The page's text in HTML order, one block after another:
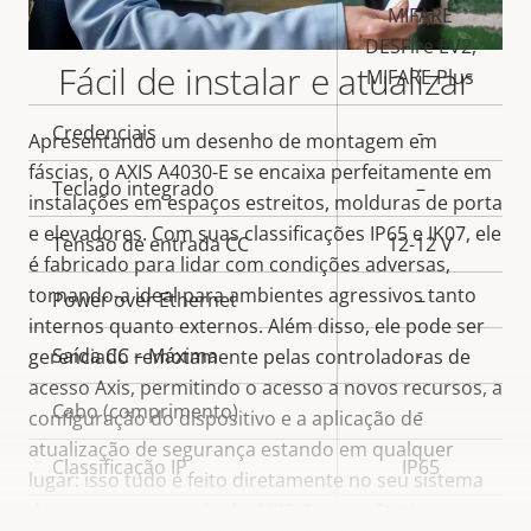
Fácil de instalar e atualizar
Apresentando um desenho de montagem em
fáscias, o AXIS A4030-E se encaixa perfeitamente em
instalações em espaços estreitos, molduras de porta
e elevadores. Com suas classificações IP65 e IK07, ele
é fabricado para lidar com condições adversas,
tornando-a ideal para ambientes agressivos tanto
internos quanto externos. Além disso, ele pode ser
gerenciado remotamente pelas controladoras de
acesso Axis, permitindo o acesso a novos recursos, a
configuração do dispositivo e a aplicação de
atualização de segurança estando em qualquer
lugar: isso tudo é feito diretamente no seu sistema
MIFARE
DESFire EV2,
MIFARE Plus
Credenciais -
Teclado integrado –
Tensão de entrada CC 12-12 V
Power over Ethernet –
Saída CC – Máxima -
Cabo (comprimento) -
Classificação IP IP65